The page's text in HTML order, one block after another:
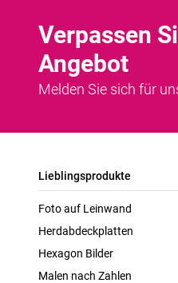
Verpassen
Angebot
Melden Sie sich für
Lieblingsprodukte
Foto auf Leinwand
Herdabdeckplatten
Hexagon Bilder
Malen nach Zahlen